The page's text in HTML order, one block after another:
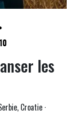
les
Croatie ·